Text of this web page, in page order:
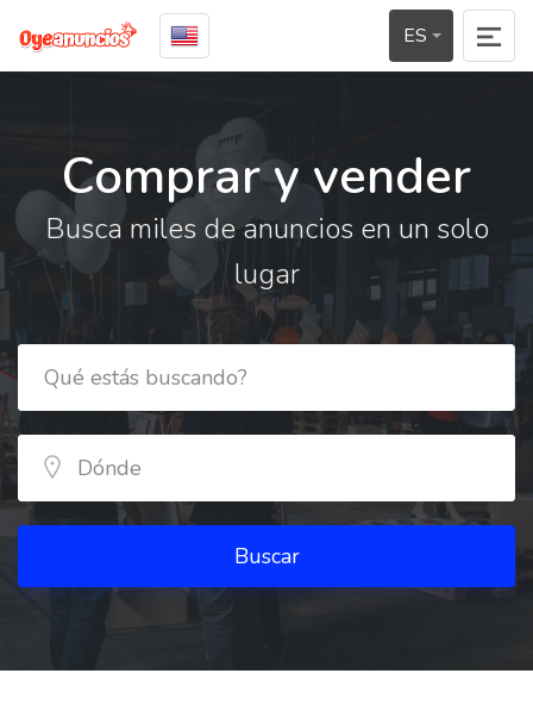
ES
Comprar y vender
Busca miles de anuncios en un solo
lugar
Buscar